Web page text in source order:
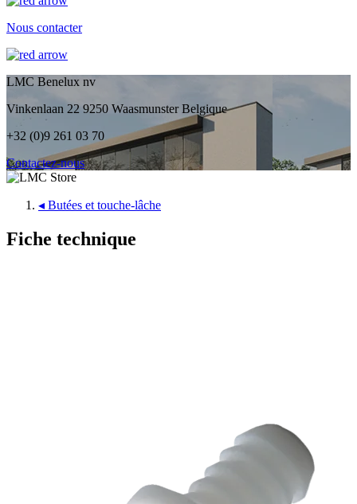
Nous contacter
LMC Benelux nv
Vinkenlaan 22 9250 Waasmunster Belgique
+32 (0)9 261 03 70
Contactez-nous
◂ Butées et touche-lâche
Fiche technique